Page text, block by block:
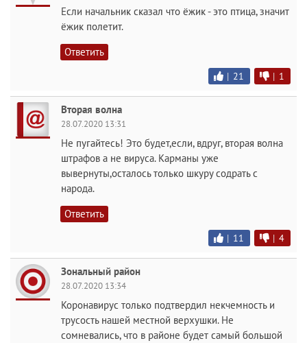
Если начальник сказал что ёжик - это птица, значит
ёжик полетит.
Ответить
| 21 | 1
Вторая волна
28.07.2020 13:31
Не пугайтесь! Это будет,если, вдруг, вторая волна
штрафов а не вируса. Карманы уже
вывернуты,осталось только шкуру содрать с
народа.
Ответить
| 11 | 4
Зональный район
28.07.2020 13:34
Коронавирус только подтвердил некчемность и
трусость нашей местной верхушки. Не
сомневались, что в районе будет самый большой